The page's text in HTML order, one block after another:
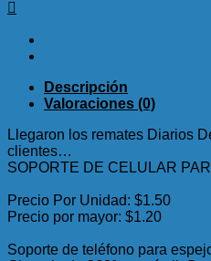
Descripción
Valoraciones (0)
Llegaron los remates Diarios
clientes…
SOPORTE DE CELULAR
Precio Por Unidad: $1.50
Precio por mayor: $1.20
Soporte de teléfono para